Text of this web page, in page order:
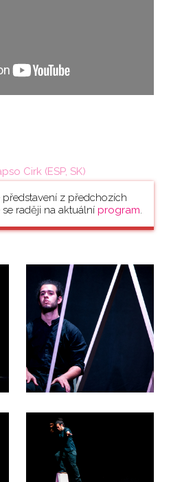
Cirk (ESP, SK)
představení z předchozích
raději na aktuální program.